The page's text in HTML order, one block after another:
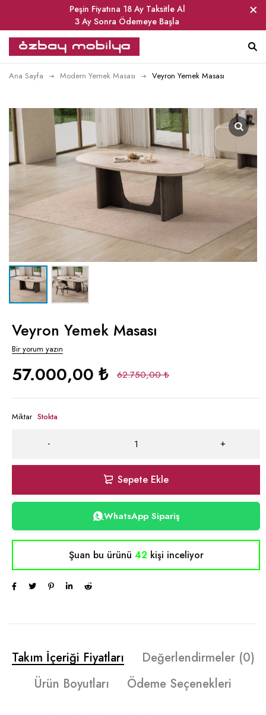
Peşin Fiyatına 18 Ay Taksitle Al
3 Ay Sonra Ödemeye Başla
Ana Sayfa Modern Yemek Masası Veyron Yemek Masası
Veyron Yemek Masası
Bir yorum yazın
62.750,00₺
57.000,00 ₺
Miktar Stokta
Sepete Ekle
WhatsApp Sipariş
Şuan bu ürünü 42kişi inceliyor
Takım İçeriği Fiyatları
Değerlendirmeler (0)
Ürün Boyutları
Ödeme Seçenekleri